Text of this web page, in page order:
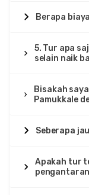
Berapa
5. Tur apa
selain naik
Bisakah
Pamukkale
Seberapa
Apakah tur